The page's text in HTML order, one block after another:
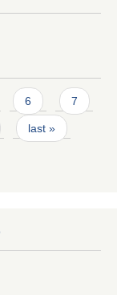
6 7
last »